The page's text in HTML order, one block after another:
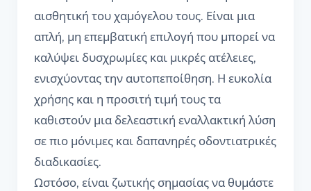
αισθητική του χαμόγελου τους. Είναι μια
απλή, μη επεμβατική επιλογή που μπορεί να
καλύψει δυσχρωμίες και μικρές ατέλειες,
ενισχύοντας την αυτοπεποίθηση. Η ευκολία
χρήσης και η προσιτή τιμή τους τα
καθιστούν μια δελεαστική εναλλακτική λύση
σε πιο μόνιμες και δαπανηρές οδοντιατρικές
διαδικασίες.
Ωστόσο, είναι ζωτικής σημασίας να θυμάστε